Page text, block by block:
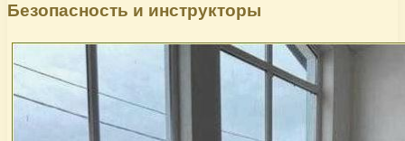
Безопасность и инструкторы